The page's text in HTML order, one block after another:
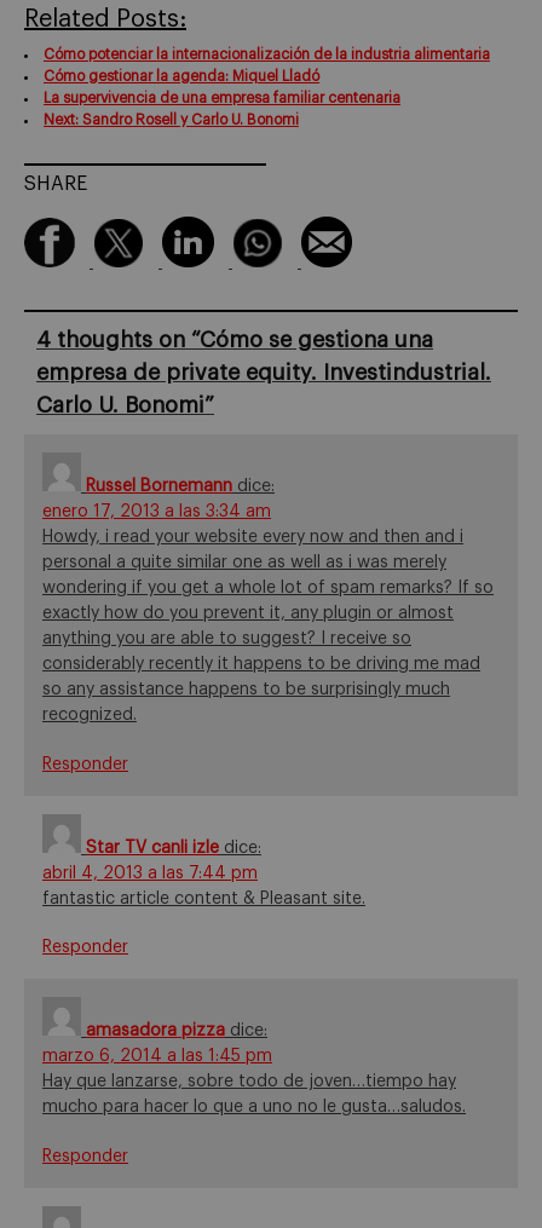
Related Posts:
Cómo potenciar la internacionalización de la industria alimentaria
Cómo gestionar la agenda: Miquel Lladó
La supervivencia de una empresa familiar centenaria
Next: Sandro Rosell y Carlo U. Bonomi
SHARE
4 thoughts on “Cómo se gestiona una
empresa de private equity. Investindustrial.
Carlo U. Bonomi”
Russel Bornemann dice:
enero 17, 2013 a las 3:34 am
Howdy, i read your website every now and then and i
personal a quite similar one as well as i was merely
wondering if you get a whole lot of spam remarks? If so
exactly how do you prevent it, any plugin or almost
anything you are able to suggest? I receive so
considerably recently it happens to be driving me mad
so any assistance happens to be surprisingly much
recognized.
Responder
Star TV canli izle dice:
abril 4, 2013 a las 7:44 pm
fantastic article content & Pleasant site.
Responder
amasadora pizza dice:
marzo 6, 2014 a las 1:45 pm
Hay que lanzarse, sobre todo de joven…tiempo hay
mucho para hacer lo que a uno no le gusta…saludos.
Responder